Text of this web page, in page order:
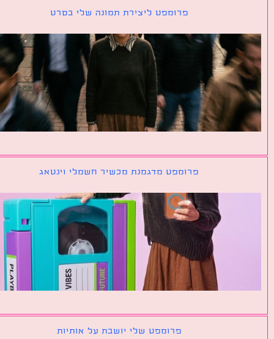
פרומפט ליצירת תמונה שלי בסרט
פרומפט מדגמנת מכשיר חשמלי וינטאג
פרומפט שלי יושבת על אותיות